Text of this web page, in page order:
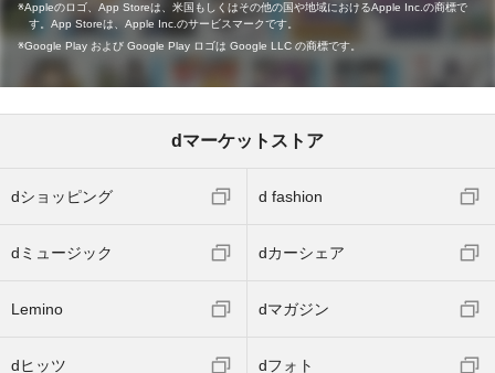
Appleのロゴ、App Storeは、米国もしくはその他の国や地域におけるApple Inc.の商標で
す。App Storeは、Apple Inc.のサービスマークです。
Google Play および Google Play ロゴは Google LLC の商標です。
dマーケットストア
dショッピング d fashion
dミュージック dカーシェア
Lemino dマガジン
dヒッツ dフォト